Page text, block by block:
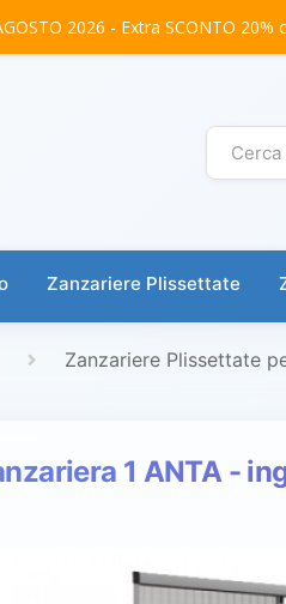
2026 - Extra SCONTO
Zanzariere Plissettate
Zanzariere Plissettate
1 ANTA -